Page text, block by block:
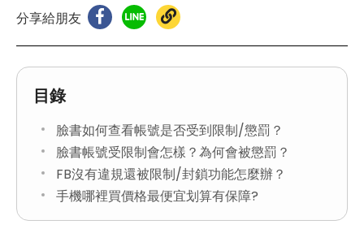
分享給朋友
目錄
臉書如何查看帳號是否受到限制/懲罰？
臉書帳號受限制會怎樣？為何會被懲罰？
FB沒有違規還被限制/封鎖功能怎麼辦？
手機哪裡買價格最便宜划算有保障?